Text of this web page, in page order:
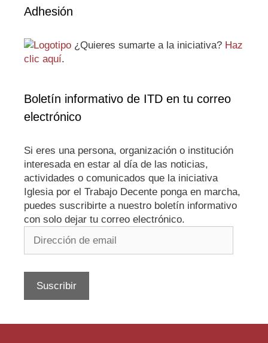
Adhesión
¿Quieres sumarte a la iniciativa? Haz
clic aquí.
Boletín informativo de ITD en tu correo
electrónico
Si eres una persona, organización o institución
interesada en estar al día de las noticias,
actividades o comunicados que la iniciativa
Iglesia por el Trabajo Decente ponga en marcha,
puedes suscribirte a nuestro boletín informativo
con solo dejar tu correo electrónico.
Suscribir